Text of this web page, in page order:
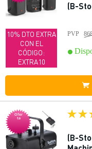
10% DTO EXTRA
CON EL
CÓDIGO:
EXTRA10
(B-
PVP
Ofer
ta
(B-